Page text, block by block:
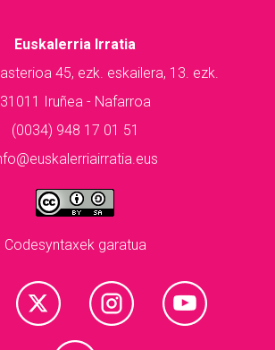
Euskalerria Irratia
45, ezk. eskailera, 13. ezk.
31011 Iruñea - Nafarroa
(0034) 948 17 01 51
Codesyntaxek garatua